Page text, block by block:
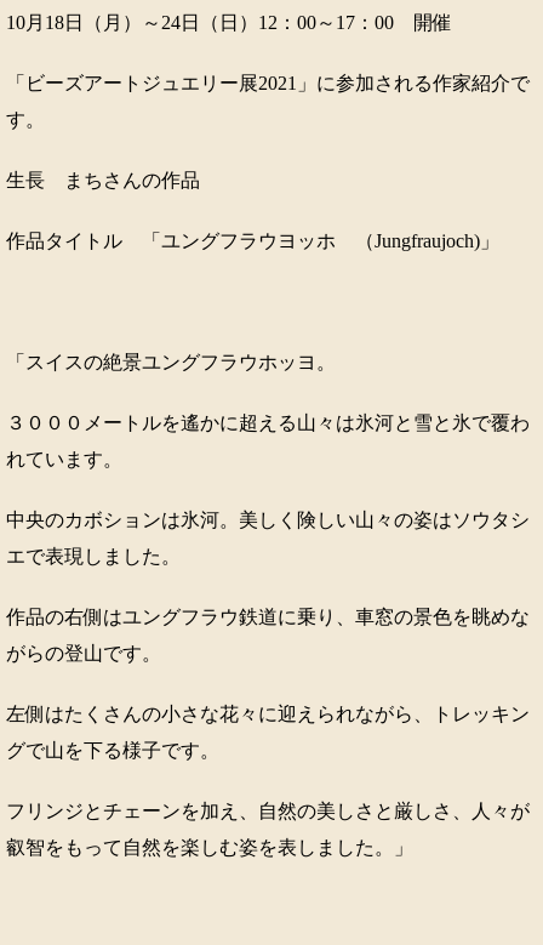
10月18日（月）～24日（日）12：00～17：00 開催
「ビーズアートジュエリー展2021」に参加される作家紹介で
す。
生長 まちさんの作品
作品タイトル 「ユングフラウヨッホ （Jungfraujoch)」
「スイスの絶景ユングフラウホッヨ。
３０００メートルを遙かに超える山々は氷河と雪と氷で覆わ
れています。
中央のカボションは氷河。美しく険しい山々の姿はソウタシ
エで表現しました。
作品の右側はユングフラウ鉄道に乗り、車窓の景色を眺めな
がらの登山です。
左側はたくさんの小さな花々に迎えられながら、トレッキン
グで山を下る様子です。
フリンジとチェーンを加え、自然の美しさと厳しさ、人々が
叡智をもって自然を楽しむ姿を表しました。」